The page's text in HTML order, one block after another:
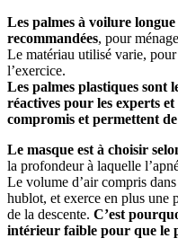
Les palmes à voilure
recommandées, pour
Le matériau utilisé varie,
l’exercice.
Les palmes plastiques sont
réactives pour les experts
compromis et permettent
Le masque est à choisir
la profondeur à laquelle
Le volume d’air compris
hublot, et exerce en plus une
de la descente. C’est
intérieur faible pour que le